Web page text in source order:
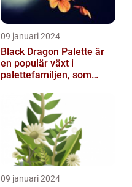
09 januari 2024
Black Dragon Palette är
en populär växt i
palettefamiljen, som
mörka, nästan sv...
09 januari 2024